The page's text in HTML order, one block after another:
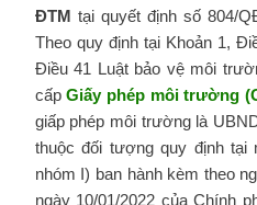
ĐTM tại quyết định số 804/
Theo quy định tại Khoản 1,
Điều 41 Luật bảo vệ môi
cấpGiấy phép môi trường
giấp phép môi trường là
thuộc đối tượng quy định
nhóm I) ban hành kèm theo
ngày 10/01/2022 của Chính